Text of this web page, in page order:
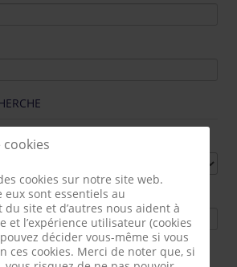
*:
cookies
cookies sur notre site web.
eux sont essentiels au
site et d’autres nous aident à
et l’expérience utilisateur (cookies
décider vous-même si vous
ces cookies. Merci de noter que, si